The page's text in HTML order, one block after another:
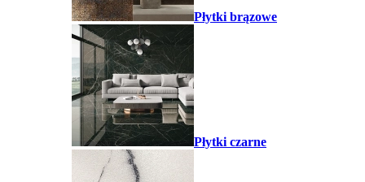
Płytki brązowe
Płytki czarne